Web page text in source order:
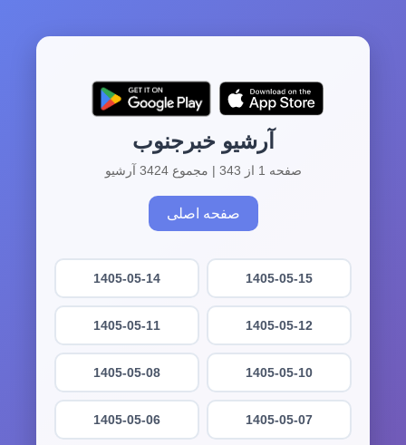
آرشیو خبرجنوب
صفحه 1 از 343 | مجموع 3424 آرشیو
صفحه اصلی
1405-05-15
1405-05-14
1405-05-12
1405-05-11
1405-05-10
1405-05-08
1405-05-07
1405-05-06